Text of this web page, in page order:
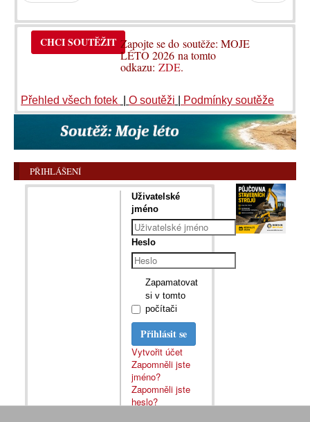
CHCI SOUTĚŽIT Zapojte se do soutěže: MOJE
LÉTO 2026 na tomto
odkazu:ZDE.
Přehled všech fotek O soutěži Podmínky soutěže
PŘIHLÁŠENÍ
Uživatelské
jméno
Heslo
Zapamatovat
si v tomto
počítači
Přihlásit se
Vytvořit účet
Zapomněli jste
jméno?
Zapomněli jste
heslo?